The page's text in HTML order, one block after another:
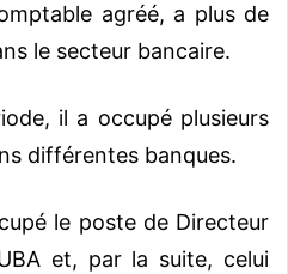
agréé, a plus de
le secteur bancaire.
il a occupé plusieurs
différentes banques.
le poste de Directeur
et, par la suite, celui